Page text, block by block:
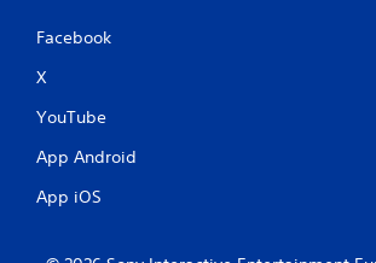
Facebook
X
YouTube
App Android
App iOS